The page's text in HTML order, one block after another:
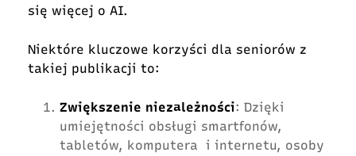
się więcej o AI.
Niektóre kluczowe korzyści dla seniorów z
takiej publikacji to:
Zwiększenie niezależności: Dzięki
umiejętności obsługi smartfonów,
tabletów, komputera i internetu, osoby